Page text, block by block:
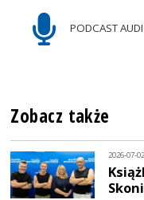
PODCAST
Zobacz także
2026-07-